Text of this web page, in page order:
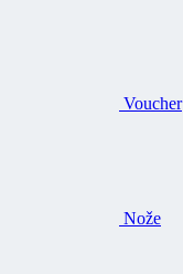
Voucher
Nože